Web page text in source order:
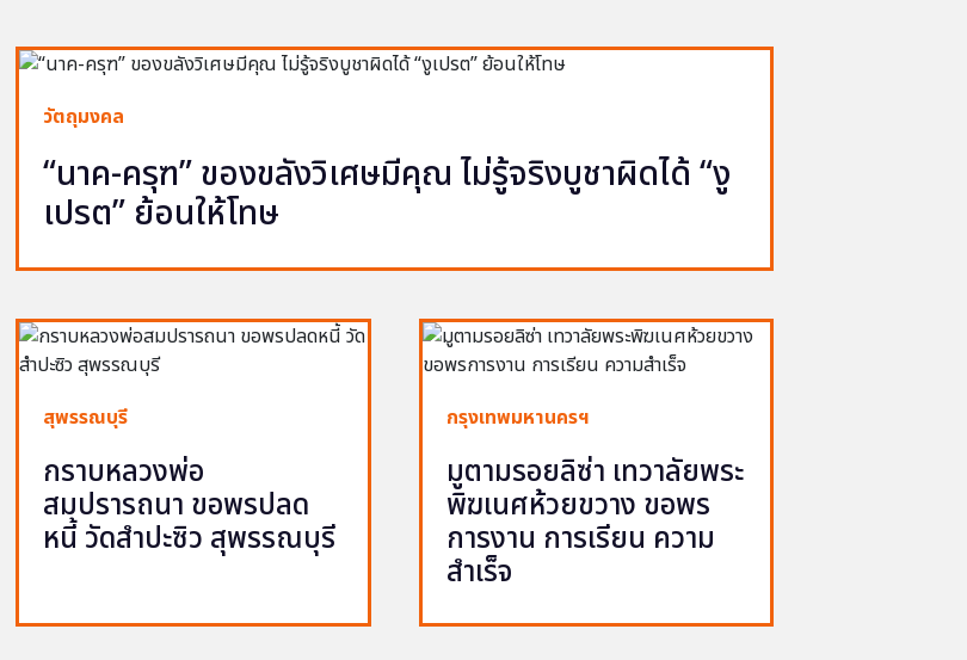
วัตถุมงคล
“นาค-ครุฑ” ของขลังวิเศษมีคุณ ไม่รู้จริงบูชาผิดได้ “งู
เปรต” ย้อนให้โทษ
สุพรรณบุรี
กราบหลวงพ่อ
สมปรารถนา ขอพรปลด
หนี้ วัดสำปะซิว สุพรรณบุรี
กรุงเทพมหานครฯ
มูตามรอยลิซ่า เทวาลัยพระ
พิฆเนศห้วยขวาง ขอพร
การงาน การเรียน ความ
สำเร็จ